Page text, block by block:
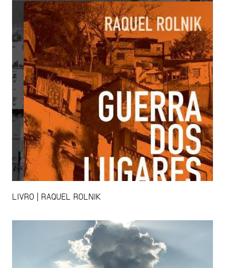
LIVRO | RAQUEL ROLNIK